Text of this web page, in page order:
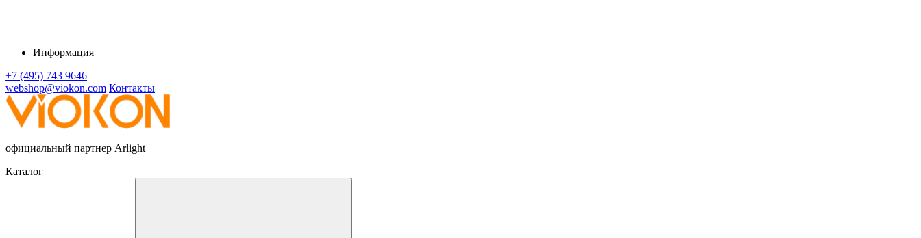
Информация
+7 (495) 743 9646
webshop@viokon.com Контакты
официальный партнер Arlight
Каталог